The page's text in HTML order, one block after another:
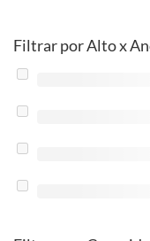
Filtrar por Alto x